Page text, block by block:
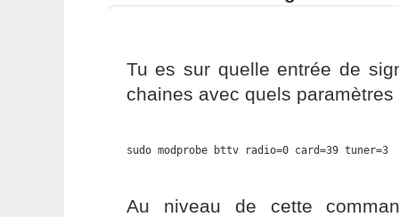
Tu es sur quelle entrée de
chaines avec quels paramètres
sudo modprobe bttv radio=0 card=39 tuner=3
Au niveau de cette